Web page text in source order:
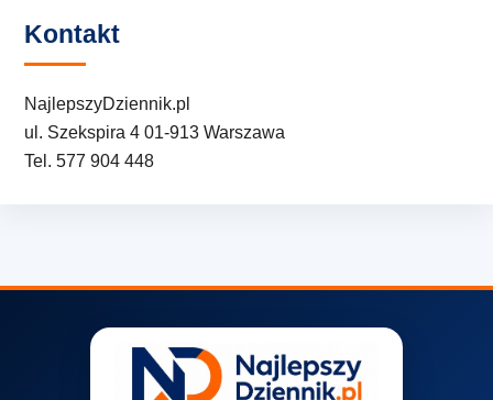
Kontakt
NajlepszyDziennik.pl
ul. Szekspira 4 01-913 Warszawa
Tel. 577 904 448